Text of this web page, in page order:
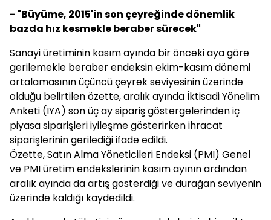
- "Büyüme, 2015'in son çeyreğinde dönemlik
bazda hız kesmekle beraber sürecek"
Sanayi üretiminin kasım ayında bir önceki aya göre
gerilemekle beraber endeksin ekim-kasım dönemi
ortalamasının üçüncü çeyrek seviyesinin üzerinde
olduğu belirtilen özette, aralık ayında İktisadi Yönelim
Anketi (İYA) son üç ay sipariş göstergelerinden iç
piyasa siparişleri iyileşme gösterirken ihracat
siparişlerinin gerilediği ifade edildi.
Özette, Satın Alma Yöneticileri Endeksi (PMI) Genel
ve PMI üretim endekslerinin kasım ayının ardından
aralık ayında da artış gösterdiği ve durağan seviyenin
üzerinde kaldığı kaydedildi.